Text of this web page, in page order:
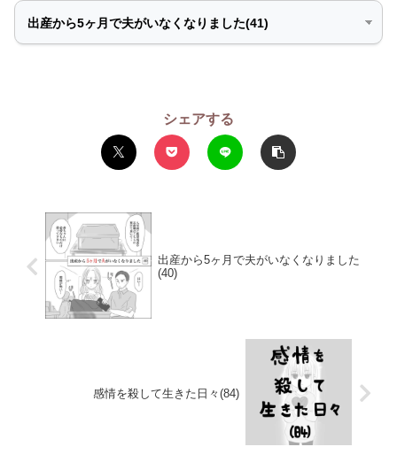
シェアする
出産から5ヶ月で夫がいなくなりました
(40)
感情を殺して生きた日々(84)